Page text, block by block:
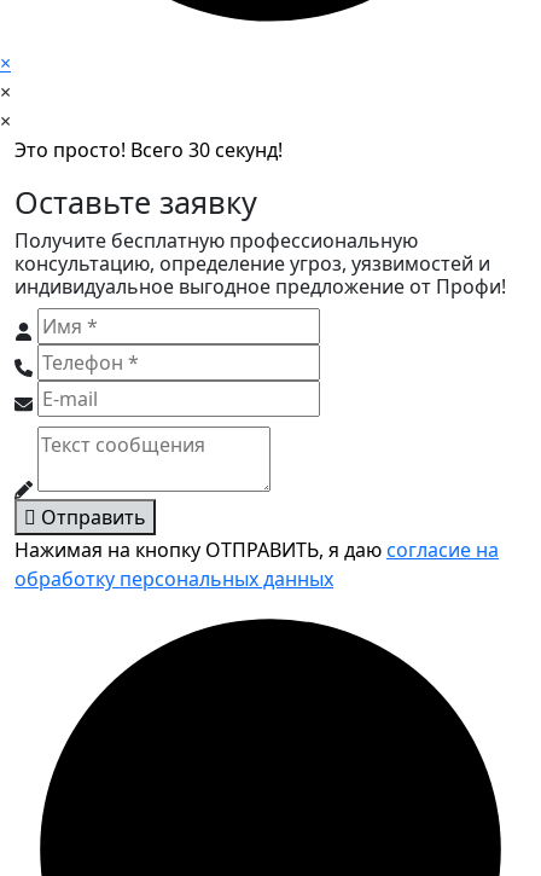
×
×
×
Это просто! Всего 30 секунд!
Оставьте заявку
Получите бесплатную профессиональную
консультацию, определение угроз, уязвимостей и
индивидуальное выгодное предложение от Профи!
Отправить
Нажимая на кнопку ОТПРАВИТЬ, я даюсогласие на
обработку персональных данных